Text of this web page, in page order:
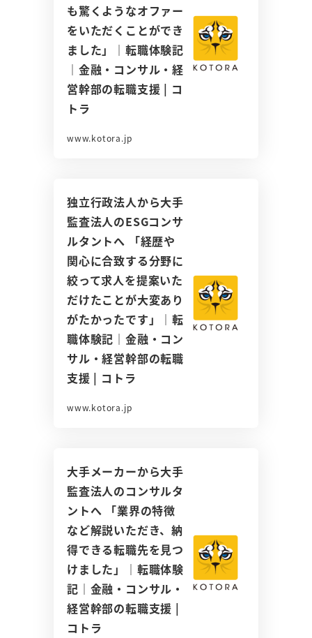
も驚くようなオファー
をいただくことができ
ました」｜転職体験記
｜金融・コンサル・経
営幹部の転職支援 | コ
トラ
www.kotora.jp
独立行政法人から大手
監査法人のESGコンサ
ルタントへ 「経歴や
関心に合致する分野に
絞って求人を提案いた
だけたことが大変あり
がたかったです」｜転
職体験記｜金融・コン
サル・経営幹部の転職
支援 | コトラ
www.kotora.jp
大手メーカーから大手
監査法人のコンサルタ
ントへ 「業界の特徴
など解説いただき、納
得できる転職先を見つ
けました」｜転職体験
記｜金融・コンサル・
経営幹部の転職支援 |
コトラ